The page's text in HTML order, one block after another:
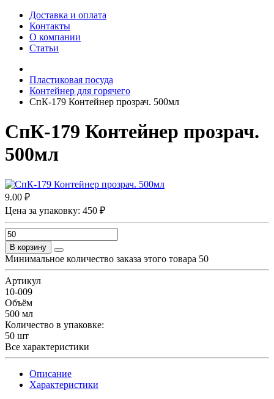
Доставка и оплата
Контакты
О компании
Статьи
Пластиковая посуда
Контейнер для горячего
СпК-179 Контейнер прозрач. 500мл
СпК-179 Контейнер прозрач.
500мл
9.00 ₽
Цена за упаковку: 450 ₽
В корзину
Минимальное количество заказа этого товара 50
Артикул
10-009
Объём
500 мл
Количество в упаковке:
50 шт
Все характеристики
Описание
Характеристики